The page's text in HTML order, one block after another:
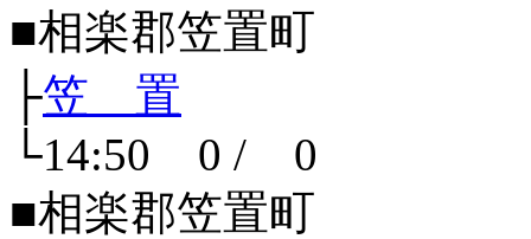
■相楽郡笠置町
├笠 置
└14:50 0 / 0
■相楽郡笠置町